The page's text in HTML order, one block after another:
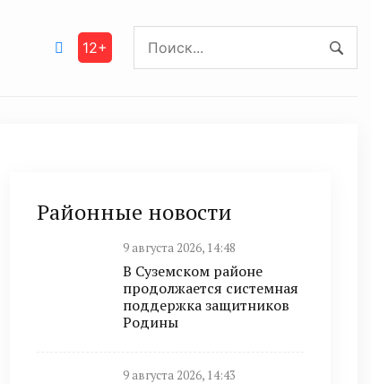
12+
Районные новости
9 августа 2026, 14:48
В Суземском районе
продолжается системная
поддержка защитников
Родины
9 августа 2026, 14:43